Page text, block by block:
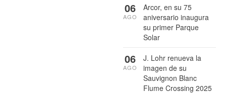
Arcor, en su 75
aniversario inaugura
su primer Parque
Solar
06
AGO
J. Lohr renueva la
imagen de su
Sauvignon Blanc
Flume Crossing 2025
06
AGO